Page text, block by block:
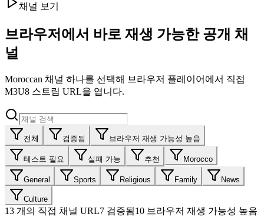
채널 보기
브라우저에서 바로 재생 가능한 공개 채
널
Moroccan 채널 하나를 선택해 브라우저 플레이어에서 직접
M3U8 스트림 URL을 엽니다.
전체 검증됨 브라우저 재생 가능성 높음
테스트 필요 실패 가능 추천 Morocco
General Sports Religious Family News
Culture
13 개의 직접 채널 URL7 검증됨10 브라우저 재생 가능성 높음